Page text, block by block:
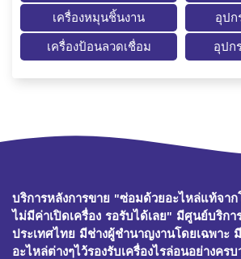
เครื่องหมุนชิ้นงาน
เครื่องป้อนลวดเชื่อม
อุปก
อุปก
บริการหลังการขาย "ซ่อมด้วยอะไหล่แท้จาก
ไม่มีค่าเปิดเครื่อง รอรับได้เลย" มีศูนย์บริกา
ประเทศไทย มีช่างผู้ชำนาญงานโดยเฉพาะ
อะไหล่ต่างๆไว้รองรับเครื่องไรล่อนอย่างคร